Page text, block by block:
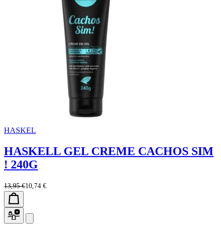
HASKEL
HASKELL GEL CREME CACHOS SIM
! 240G
13,95 €10,74 €